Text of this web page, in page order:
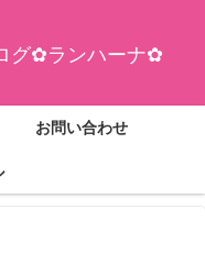
グ✿ランハーナ✿
お問い合わせ